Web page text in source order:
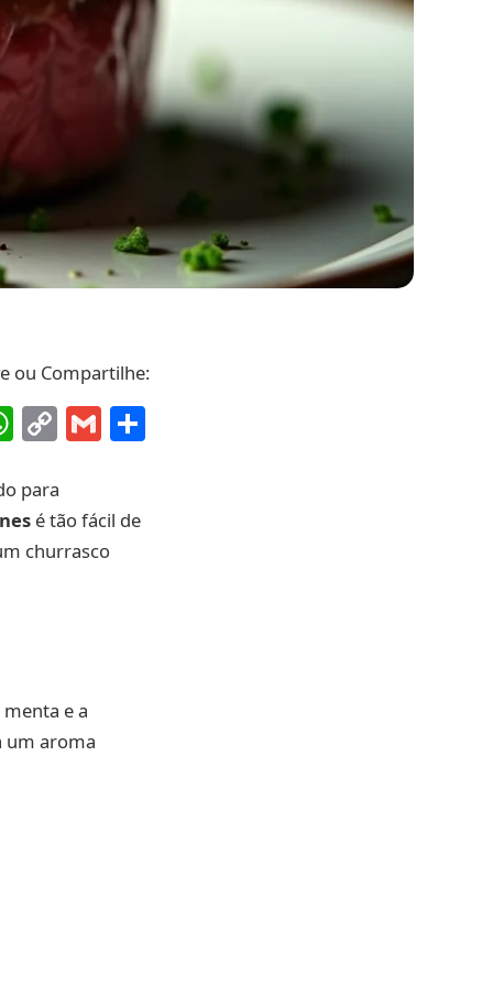
ou Compartilhe:
WhatsApp
CopyGmail
para
é tão fácil de
churrasco
e a
um aroma